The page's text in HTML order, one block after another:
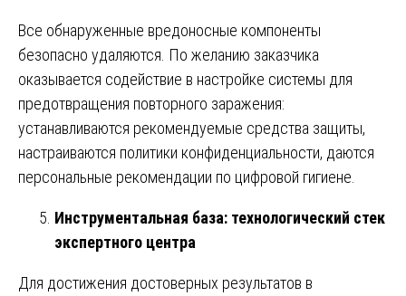
Все обнаруженные вредоносные компоненты
безопасно удаляются. По желанию заказчика
оказывается содействие в настройке системы для
предотвращения повторного заражения:
устанавливаются рекомендуемые средства защиты,
настраиваются политики конфиденциальности, даются
персональные рекомендации по цифровой гигиене.
Инструментальная база: технологический стек
экспертного центра
Для достижения достоверных результатов в